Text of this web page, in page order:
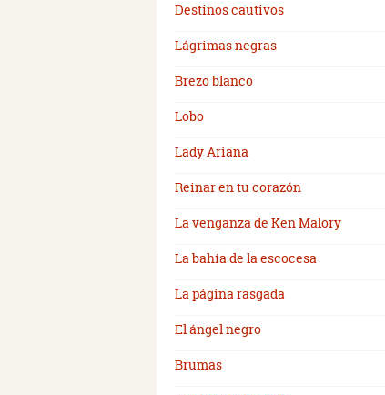
Destinos cautivos
Lágrimas negras
Brezo blanco
Lobo
Lady Ariana
Reinar en tu corazón
La venganza de Ken Malory
La bahía de la escocesa
La página rasgada
El ángel negro
Brumas